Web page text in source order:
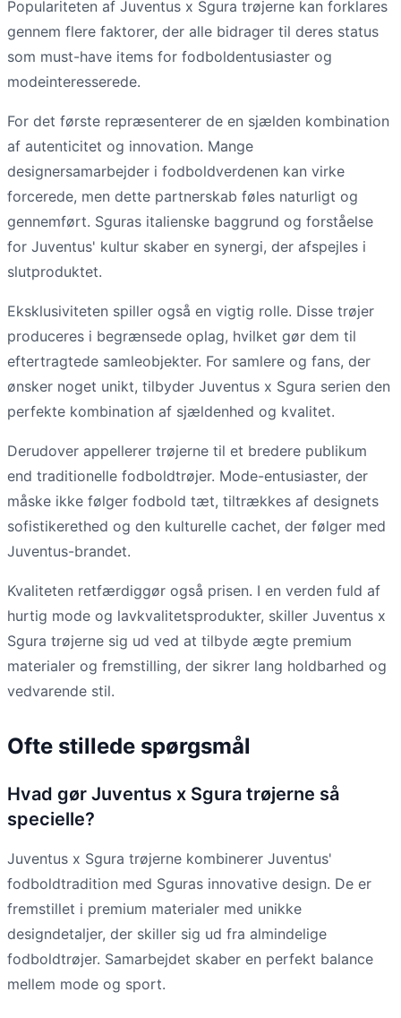
Populariteten af Juventus x Sgura trøjerne kan forklares
gennem flere faktorer, der alle bidrager til deres status
som must-have items for fodboldentusiaster og
modeinteresserede.
For det første repræsenterer de en sjælden kombination
af autenticitet og innovation. Mange
designersamarbejder i fodboldverdenen kan virke
forcerede, men dette partnerskab føles naturligt og
gennemført. Sguras italienske baggrund og forståelse
for Juventus' kultur skaber en synergi, der afspejles i
slutproduktet.
Eksklusiviteten spiller også en vigtig rolle. Disse trøjer
produceres i begrænsede oplag, hvilket gør dem til
eftertragtede samleobjekter. For samlere og fans, der
ønsker noget unikt, tilbyder Juventus x Sgura serien den
perfekte kombination af sjældenhed og kvalitet.
Derudover appellerer trøjerne til et bredere publikum
end traditionelle fodboldtrøjer. Mode-entusiaster, der
måske ikke følger fodbold tæt, tiltrækkes af designets
sofistikerethed og den kulturelle cachet, der følger med
Juventus-brandet.
Kvaliteten retfærdiggør også prisen. I en verden fuld af
hurtig mode og lavkvalitetsprodukter, skiller Juventus x
Sgura trøjerne sig ud ved at tilbyde ægte premium
materialer og fremstilling, der sikrer lang holdbarhed og
vedvarende stil.
Ofte stillede spørgsmål
Hvad gør Juventus x Sgura trøjerne så
specielle?
Juventus x Sgura trøjerne kombinerer Juventus'
fodboldtradition med Sguras innovative design. De er
fremstillet i premium materialer med unikke
designdetaljer, der skiller sig ud fra almindelige
fodboldtrøjer. Samarbejdet skaber en perfekt balance
mellem mode og sport.